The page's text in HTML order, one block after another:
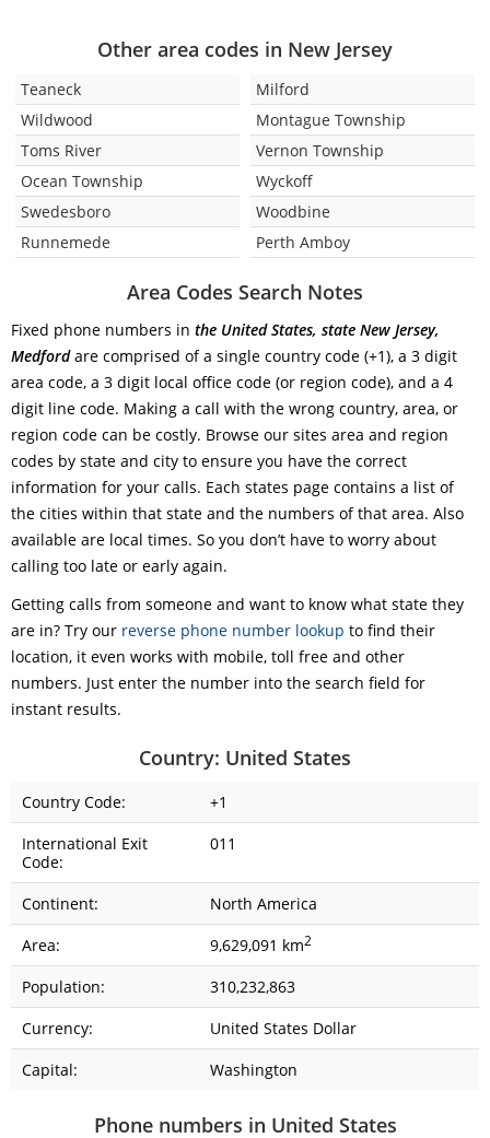
Other area codes in New Jersey
Teaneck
Wildwood
Toms River
Ocean Township
Swedesboro
Runnemede
Milford
Montague Township
Vernon Township
Wyckoff
Woodbine
Perth Amboy
Area Codes Search Notes
Fixed phone numbers in the United States, state New Jersey,
Medfordare comprised of a single country code (+1), a 3 digit
area code, a 3 digit local office code (or region code), and a 4
digit line code. Making a call with the wrong country, area, or
region code can be costly. Browse our sites area and region
codes by state and city to ensure you have the correct
information for your calls. Each states page contains a list of
the cities within that state and the numbers of that area. Also
available are local times. So you don’t have to worry about
calling too late or early again.
Getting calls from someone and want to know what state they
are in? Try our reverse phone number lookup to find their
location, it even works with mobile, toll free and other
numbers. Just enter the number into the search field for
instant results.
Country: United States
Country Code:
+1
International Exit
Code:
011
Continent:
North America
Area:
9,629,091 km2
Population:
310,232,863
Currency:
United States Dollar
Capital:
Washington
Phone numbers in United States